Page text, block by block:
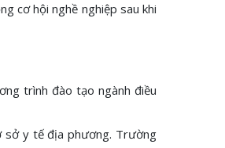
cơ hội nghề nghiệp sau khi
trình đào tạo ngành điều
sở y tế địa phương. Trường